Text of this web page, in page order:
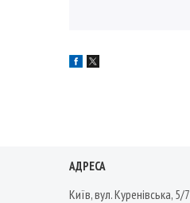
АДРЕСА
Київ, вул. Куренівська, 5/7